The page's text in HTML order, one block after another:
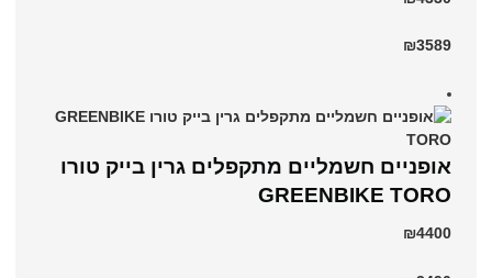
₪3589
אופניים חשמליים מתקפלים גרין בייק טורו
GREENBIKE TORO
₪4400